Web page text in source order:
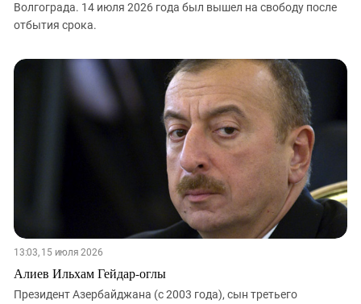
Волгограда. 14 июля 2026 года был вышел на свободу после
отбытия срока.
13:03, 15 июля 2026
Алиев Ильхам Гейдар-оглы
Президент Азербайджана (с 2003 года), сын третьего